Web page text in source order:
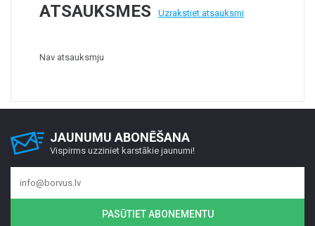
ATSAUKSMES Uzrakstiet atsauksmi
Nav atsauksmju
JAUNUMU ABONĒŠANA
Vispirms uzziniet karstākie jaunumi!
PASŪTIET ABONEMENTU